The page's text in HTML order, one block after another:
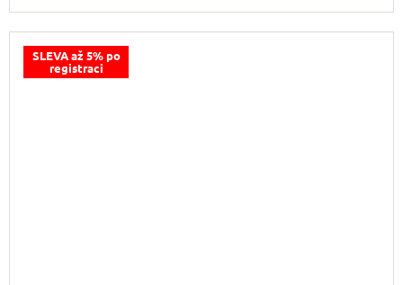
SLEVA až 5% po
registraci